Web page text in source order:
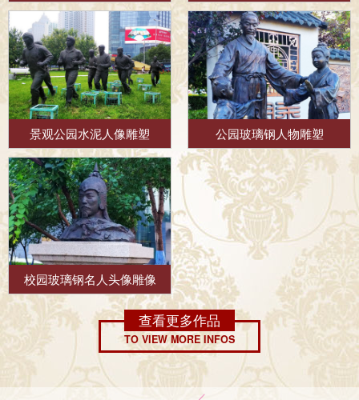
景观公园水泥人像雕塑 公园玻璃钢人物雕塑
校园玻璃钢名人头像雕像
查看更多作品
TO VIEW MORE INFOS